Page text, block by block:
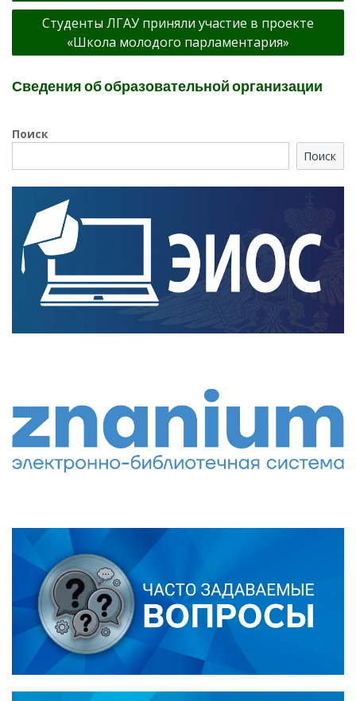
записям
Студенты ЛГАУ приняли участие в проекте
«Школа молодого парламентария»
Сведения об образовательной организации
Поиск
Поиск